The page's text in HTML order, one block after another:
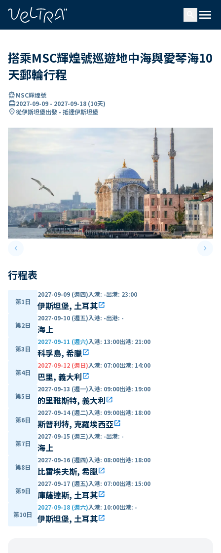
menu
搭乘MSC輝煌號巡遊地中海與愛琴海10
天郵輪行程
directions_boatMSC輝煌號
card_travel2027-09-09 - 2027-09-18 (10天)
location_on從伊斯坦堡出發 - 抵達伊斯坦堡
keyboard_arrow_leftPrevious slide keyboard_arrow_right
行程表
第1日
2027-09-09 (週四)入港: -出港: 23:00
伊斯坦堡, 土耳其open_in_new
第2日
2027-09-10 (週五)入港: -出港: -
海上
第3日
2027-09-11 (週六)入港: 13:00出港: 21:00
科孚島, 希臘open_in_new
第4日
2027-09-12 (週日)入港: 07:00出港: 14:00
巴里, 義大利open_in_new
第5日
2027-09-13 (週一)入港: 09:00出港: 19:00
的里雅斯特, 義大利open_in_new
第6日
2027-09-14 (週二)入港: 09:00出港: 18:00
斯普利特, 克羅埃西亞open_in_new
第7日
2027-09-15 (週三)入港: -出港: -
海上
第8日
2027-09-16 (週四)入港: 08:00出港: 18:00
比雷埃夫斯, 希臘open_in_new
第9日
2027-09-17 (週五)入港: 07:00出港: 15:00
庫薩達斯, 土耳其open_in_new
第10日
2027-09-18 (週六)入港: 10:00出港: -
伊斯坦堡, 土耳其open_in_new